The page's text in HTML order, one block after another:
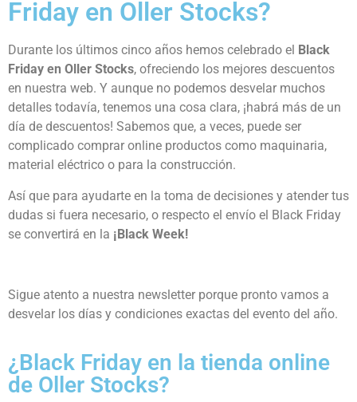
Friday en Oller Stocks?
Durante los últimos cinco años hemos celebrado el Black
Friday en Oller Stocks, ofreciendo los mejores descuentos
en nuestra web. Y aunque no podemos desvelar muchos
detalles todavía, tenemos una cosa clara, ¡habrá más de un
día de descuentos! Sabemos que, a veces, puede ser
complicado comprar online productos como maquinaria,
material eléctrico o para la construcción.
Así que para ayudarte en la toma de decisiones y atender tus
dudas si fuera necesario, o respecto el envío el Black Friday
se convertirá en la ¡Black Week!
Sigue atento a nuestra newsletter porque pronto vamos a
desvelar los días y condiciones exactas del evento del año.
¿Black Friday en la tienda online
de Oller Stocks?